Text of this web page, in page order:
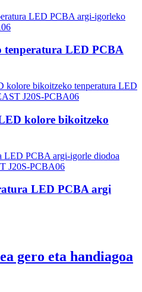
tenperatura LED PCBA
kolore bikoitzeko
LED PCBA argi
gero eta handiagoa